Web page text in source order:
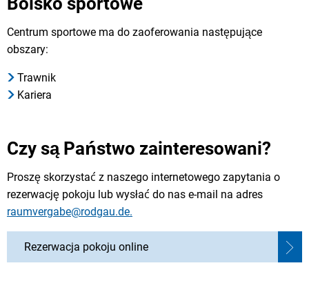
Centrum sportowe ma do zaoferowania następujące
obszary:
Trawnik
Kariera
Czy są Państwo zainteresowani?
Proszę skorzystać z naszego internetowego zapytania o
rezerwację pokoju lub wysłać do nas e-mail na adres
raumvergabe@rodgau.de.
Rezerwacja pokoju online